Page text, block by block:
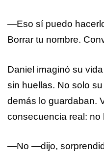
—Eso sí puedo
Borrar tu nombre.
Daniel imaginó su
sin huellas. No solo
demás lo guardaban.
consecuencia real: no
—No —dijo,